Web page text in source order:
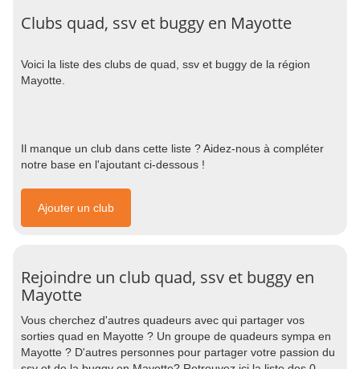
Clubs quad, ssv et buggy en Mayotte
Voici la liste des clubs de quad, ssv et buggy de la région
Mayotte.
Il manque un club dans cette liste ? Aidez-nous à compléter
notre base en l'ajoutant ci-dessous !
Ajouter un club
Rejoindre un club quad, ssv et buggy en
Mayotte
Vous cherchez d'autres quadeurs avec qui partager vos
sorties quad en Mayotte ? Un groupe de quadeurs sympa en
Mayotte ? D'autres personnes pour partager votre passion du